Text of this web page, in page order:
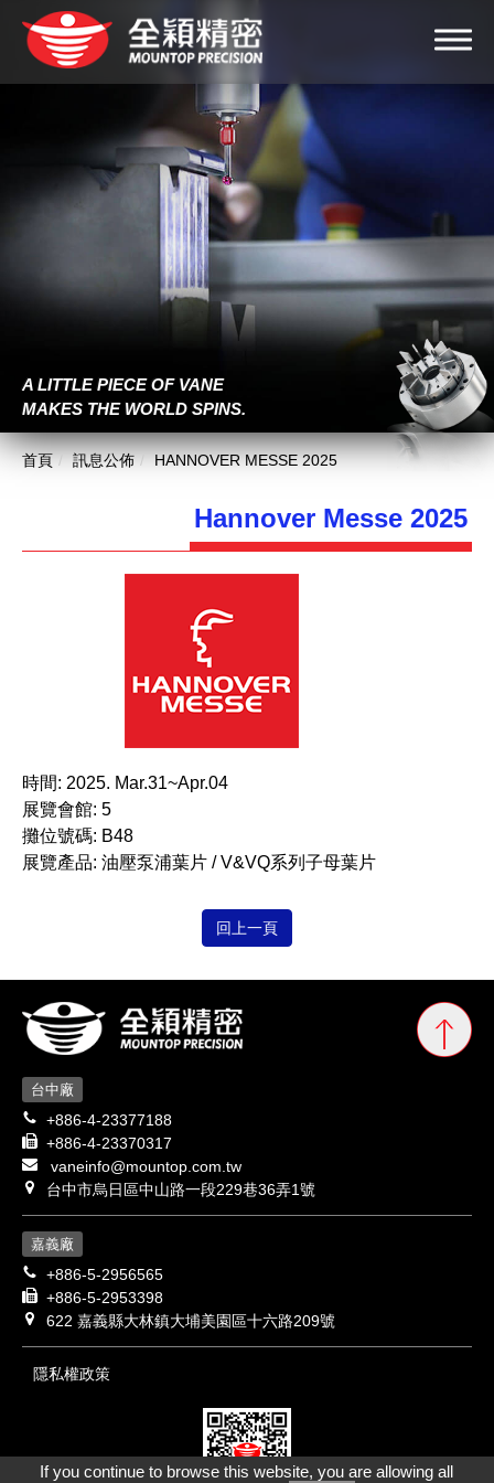
A LITTLE PIECE OF VANE
MAKES THE WORLD SPINS.
首頁 訊息公佈 HANNOVER MESSE 2025
Hannover Messe 2025
時間: 2025. Mar.31~Apr.04
展覽會館: 5
攤位號碼: B48
展覽產品: 油壓泵浦葉片 / V&VQ系列子母葉片
回上一頁
台中廠
+886-4-23377188
+886-4-23370317
vaneinfo@mountop.com.tw
台中市烏日區中山路一段229巷36弄1號
嘉義廠
+886-5-2956565
+886-5-2953398
622 嘉義縣大林鎮大埔美園區十六路209號
隱私權政策
If you continue to browse this website, you are allowing all